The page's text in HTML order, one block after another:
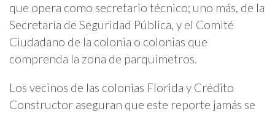
que opera como secretario técnico; uno más, de la
Secretaría de Seguridad Pública, y el Comité
Ciudadano de la colonia o colonias que
comprenda la zona de parquímetros.
Los vecinos de las colonias Florida y Crédito
Constructor aseguran que este reporte jamás se